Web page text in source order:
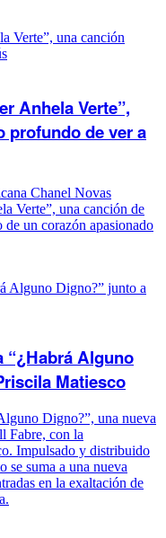
Anhela Verte”,
profundo de ver a
Chanel Novas
Verte”, una canción de
un corazón apasionado
“¿Habrá Alguno
Matiesco
Digno?”, una nueva
Fabre, con la
Impulsado y distribuido
suma a una nueva
en la exaltación de